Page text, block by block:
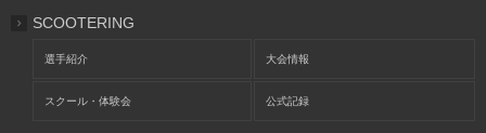
SCOOTERING
選手紹介 大会情報
スクール・体験会 公式記録